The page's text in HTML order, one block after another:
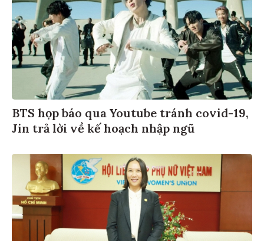
BTS họp báo qua Youtube tránh covid-19,
Jin trả lời về kế hoạch nhập ngũ